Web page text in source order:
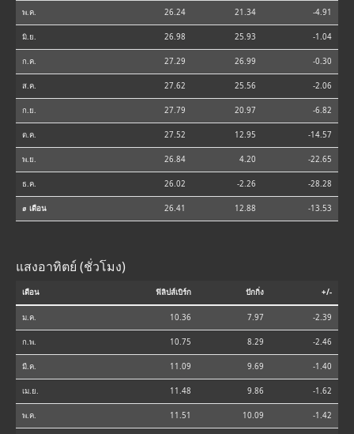
พ.ค. 26.24 21.34 -4.91
มิ.ย. 26.98 25.93 -1.04
ก.ค. 27.29 26.99 -0.30
ส.ค. 27.62 25.56 -2.06
ก.ย. 27.79 20.97 -6.82
ต.ค. 27.52 12.95 -14.57
พ.ย. 26.84 4.20 -22.65
ธ.ค. 26.02 -2.26 -28.28
⌀ เดือน 26.41 12.88 -13.53
แสงอาทิตย์ (ชั่วโมง)
เดือน ฟิลิปส์เบิร์ก ปักกิ่ง +/-
ม.ค. 10.36 7.97 -2.39
ก.พ. 10.75 8.29 -2.46
มี.ค. 11.09 9.69 -1.40
เม.ย. 11.48 9.86 -1.62
พ.ค. 11.51 10.09 -1.42